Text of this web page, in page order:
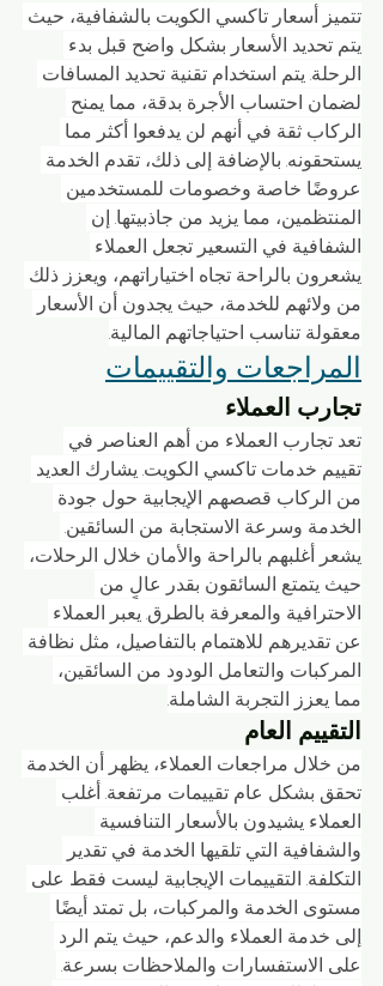
تتميز أسعار تاكسي الكويت بالشفافية، حيث
يتم تحديد الأسعار بشكل واضح قبل بدء
الرحلة. يتم استخدام تقنية تحديد المسافات
لضمان احتساب الأجرة بدقة، مما يمنح
الركاب ثقة في أنهم لن يدفعوا أكثر مما
يستحقونه. بالإضافة إلى ذلك، تقدم الخدمة
عروضًا خاصة وخصومات للمستخدمين
المنتظمين، مما يزيد من جاذبيتها. إن
الشفافية في التسعير تجعل العملاء
يشعرون بالراحة تجاه اختياراتهم، ويعزز ذلك
من ولائهم للخدمة، حيث يجدون أن الأسعار
معقولة تناسب احتياجاتهم المالية.
المراجعات والتقييمات
تجارب العملاء
تعد تجارب العملاء من أهم العناصر في
تقييم خدمات تاكسي الكويت. يشارك العديد
من الركاب قصصهم الإيجابية حول جودة
الخدمة وسرعة الاستجابة من السائقين.
يشعر أغلبهم بالراحة والأمان خلال الرحلات،
حيث يتمتع السائقون بقدر عالٍ من
الاحترافية والمعرفة بالطرق. يعبر العملاء
عن تقديرهم للاهتمام بالتفاصيل، مثل نظافة
المركبات والتعامل الودود من السائقين،
مما يعزز التجربة الشاملة.
التقييم العام
من خلال مراجعات العملاء، يظهر أن الخدمة
تحقق بشكل عام تقييمات مرتفعة. أغلب
العملاء يشيدون بالأسعار التنافسية
والشفافية التي تلقيها الخدمة في تقدير
التكلفة. التقييمات الإيجابية ليست فقط على
مستوى الخدمة والمركبات، بل تمتد أيضًا
إلى خدمة العملاء والدعم، حيث يتم الرد
على الاستفسارات والملاحظات بسرعة.